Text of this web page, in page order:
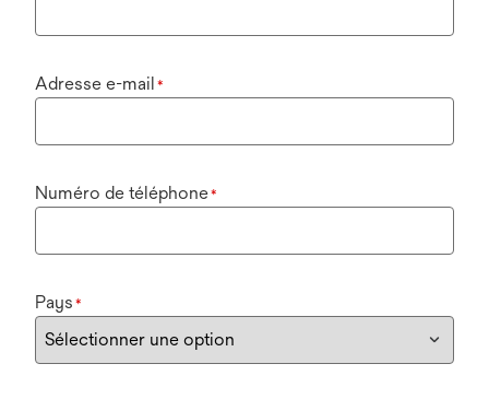
Adresse e-mail *
Numéro de téléphone*
Pays *